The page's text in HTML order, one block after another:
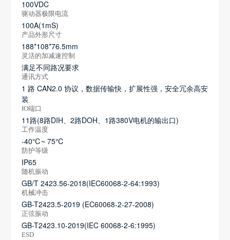
100VDC
驱动器极限电流
100A(1mS)
产品外形尺寸
188*108*76.5mm
灵活的加减速控制
满足不同路况要求
通讯方式
1 路 CAN2.0 协议，数据传输快，扩展性强，安全冗余高安
装
IO端口
11路(8路DIH、2路DOH、1路380V电机的输出口)
工作温度
-40℃~ 75℃
防护等级
IP65
随机振动
GB/T 2423.56-2018(IEC60068-2-64:1993)
机械冲击
GB-T2423.5-2019 (EC60068-2-27-2008)
正弦振动
GB-T2423.10-2019(IEC 60068-2-6:1995)
ESD